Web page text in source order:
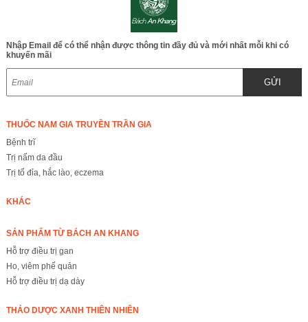
Nhập Email để có thể nhận được thông tin đầy đủ và mới nhất mỗi khi có
khuyến mãi
GỬI
THUỐC NAM GIA TRUYỀN TRẦN GIA
Bệnh trĩ
Trị nấm da đầu
Trị tổ đỉa, hắc lào, eczema
KHÁC
SẢN PHẨM TỪ BÁCH AN KHANG
Hỗ trợ điều trị gan
Ho, viêm phế quản
Hỗ trợ điều trị dạ dày
THẢO DƯỢC XANH THIÊN NHIÊN